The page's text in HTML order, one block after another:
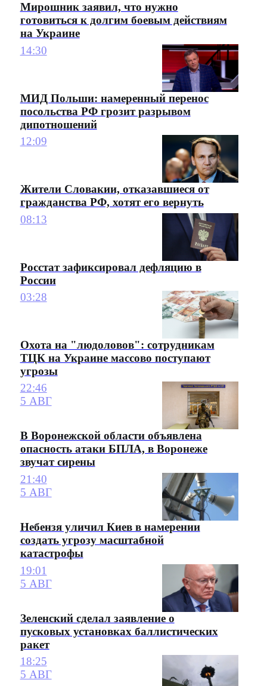
Мирошник заявил, что нужно
готовиться к долгим боевым действиям
на Украине
14:30
МИД Польши: намеренный перенос
посольства РФ грозит разрывом
дипотношений
12:09
Жители Словакии, отказавшиеся от
гражданства РФ, хотят его вернуть
08:13
Росстат зафиксировал дефляцию в
России
03:28
Охота на "людоловов": сотрудникам
ТЦК на Украине массово поступают
угрозы
22:46
5 АВГ
В Воронежской области объявлена
опасность атаки БПЛА, в Воронеже
звучат сирены
21:40
5 АВГ
Небензя уличил Киев в намерении
создать угрозу масштабной
катастрофы
19:01
5 АВГ
Зеленский сделал заявление о
пусковых установках баллистических
ракет
18:25
5 АВГ